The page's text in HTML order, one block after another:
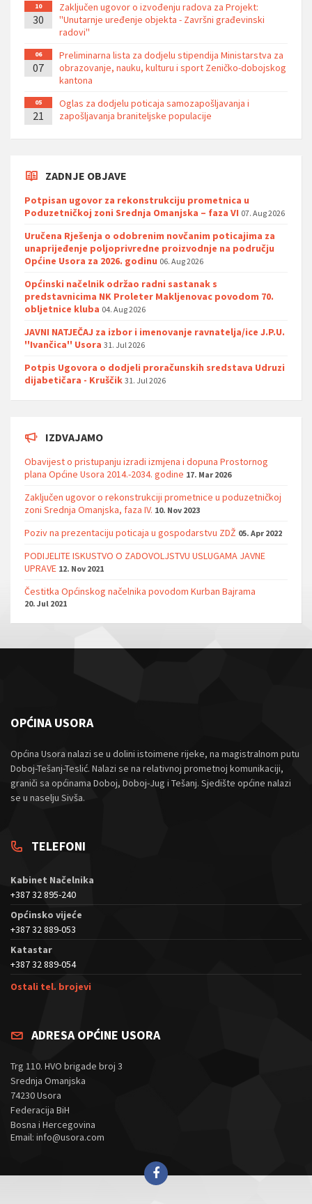
10
30
Zaključen ugovor o izvođenju radova za Projekt:
''Unutarnje uređenje objekta - Završni građevinski
radovi''
06
07
Preliminarna lista za dodjelu stipendija Ministarstva za
obrazovanje, nauku, kulturu i sport Zeničko-dobojskog
kantona
05
21
Oglas za dodjelu poticaja samozapošljavanja i
zapošljavanja braniteljske populacije
ZADNJE OBJAVE
Potpisan ugovor za rekonstrukciju prometnica u
Poduzetničkoj zoni Srednja Omanjska – faza VI 07. Aug 2026
Uručena Rješenja o odobrenim novčanim poticajima za
unaprijeđenje poljoprivredne proizvodnje na području
Općine Usora za 2026. godinu 06. Aug 2026
Općinski načelnik održao radni sastanak s
predstavnicima NK Proleter Makljenovac povodom 70.
obljetnice kluba 04. Aug 2026
JAVNI NATJEČAJ za izbor i imenovanje ravnatelja/ice J.P.U.
''Ivančica'' Usora 31. Jul 2026
Potpis Ugovora o dodjeli proračunskih sredstava Udruzi
dijabetičara - Kruščik 31. Jul 2026
IZDVAJAMO
Obavijest o pristupanju izradi izmjena i dopuna Prostornog
plana Općine Usora 2014.-2034. godine 17. Mar 2026
Zaključen ugovor o rekonstrukciji prometnice u poduzetničkoj
zoni Srednja Omanjska, faza IV. 10. Nov 2023
Poziv na prezentaciju poticaja u gospodarstvu ZDŽ 05. Apr 2022
PODIJELITE ISKUSTVO O ZADOVOLJSTVU USLUGAMA JAVNE
UPRAVE 12. Nov 2021
Čestitka Općinskog načelnika povodom Kurban Bajrama
20. Jul 2021
OPĆINA USORA
Općina Usora nalazi se u dolini istoimene rijeke, na magistralnom putu
Doboj-Tešanj-Teslić. Nalazi se na relativnoj prometnoj komunikaciji,
graniči sa općinama Doboj, Doboj-Jug i Tešanj. Sjedište općine nalazi
se u naselju Sivša.
TELEFONI
Kabinet Načelnika
+387 32 895-240
Općinsko vijeće
+387 32 889-053
Katastar
+387 32 889-054
Ostali tel. brojevi
ADRESA OPĆINE USORA
Trg 110. HVO brigade broj 3
Srednja Omanjska
74230 Usora
Federacija BiH
Bosna i Hercegovina
Email: info@usora.com